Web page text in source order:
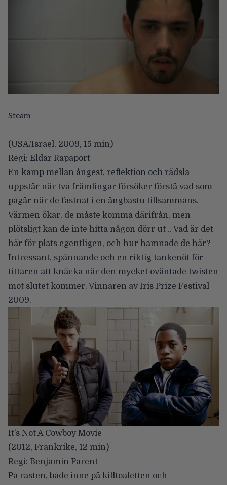
Steam
(USA/Israel, 2009, 15 min)
Regi: Eldar Rapaport
En kamp mellan ångest, reflektion och rädsla
uppstår när två främlingar försöker förstå vad som
pågår när de fastnat i en ångbastu tillsammans.
Värmen ökar, de måste komma därifrån, men
plötsligt kan de inte hitta någon dörr ut .. Vad är det
här för plats egentligen, och hur hamnade de här?
Intressant, spännande och en riktig tankenöt för
tittaren att knäcka när den mycket oväntade twisten
mot slutet kommer. Vinnaren av Iris Prize Festival
2009.
It’s Not A Cowboy Movie
(2012, Frankrike, 12 min)
Regi: Benjamin Parent
På rasten, både inne på killtoaletten och